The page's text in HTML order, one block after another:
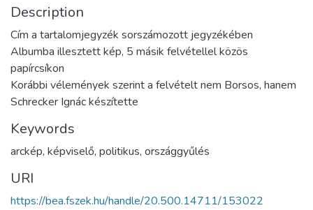
Description
Cím a tartalomjegyzék sorszámozott jegyzékében
Albumba illesztett kép, 5 másik felvétellel közös
papírcsíkon
Korábbi vélemények szerint a felvételt nem Borsos, hanem
Schrecker Ignác készítette
Keywords
arckép, képviselő, politikus, országgyűlés
URI
https://bea.fszek.hu/handle/20.500.14711/153022